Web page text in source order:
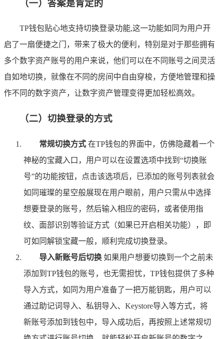
（一）答案是肯定的
TP钱包贴心地支持切换登录功能,这一功能如同为用户开
启了一扇便捷之门，带来了极大的便利，特别是对于那些拥有
多个数字资产账号的用户来说，他们可以在不同账号之间灵活
自如地切换，就像在不同的房间中自由穿梭，方便地管理和操
作不同的数字资产，让数字资产管理变得更加轻松高效。
（二）切换登录的方式
常规切换方式 在TP钱包的界面中，仿佛隐藏着一个
神秘的宝藏入口，用户可以在设置选项中找到“切换账
号”的功能按钮，点击该选项后，已添加的账号列表就会
如同璀璨的星空般展现在用户眼前，用户只需从中选择
想要登录的账号，然后输入相应的密码，或者使用指
纹、面部识别等验证方式（如果已开启相关功能），即
可如同解锁宝藏一般，顺利完成切换登录。
导入新账号后切换 如果用户想要切换到一个之前未
添加到TP钱包的账号，也无需担忧，TP钱包提供了多种
导入方式，如同为用户准备了一把万能钥匙，用户可以
通过助记词导入、私钥导入、Keystore导入等方式，将
新账号添加到钱包中，导入成功后，再按照上述常规切